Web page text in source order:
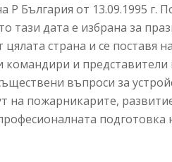
България от 13.09.1995 г.
тази дата е избрана за
страна и се поставя
командири и
въпроси за
на пожарникарите,